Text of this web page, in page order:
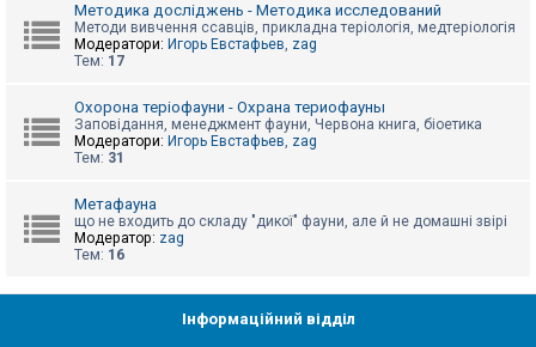
б
е
д
п
о
е
й
А
Методика досліджень - Методика исследований
Методи вивчення ссавців, прикладна теріологія, медтеріологія
Модератори: Игорь Евстафьев, zag
Тем: 17
Охорона теріофауни - Охрана териофауны
Заповідання, менеджмент фауни, Червона книга, біоетика
Модератори: Игорь Евстафьев, zag
Тем: 31
Метафауна
що не входить до складу "дикої" фауни, але й не домашні звірі
Модератор: zag
Тем: 16
Інформаційний відділ